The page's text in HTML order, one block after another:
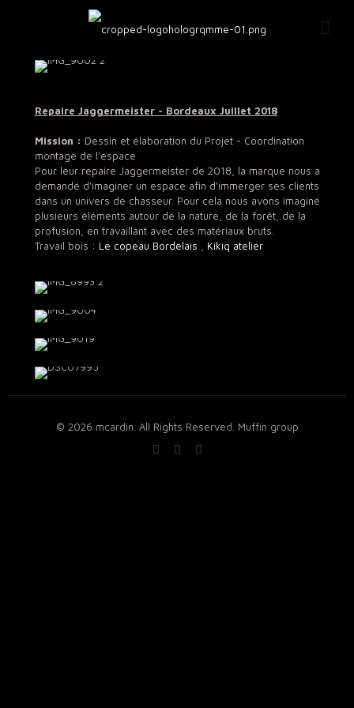
Repaire Jaggermeister - Bordeaux Juillet 2018
Mission : Dessin et élaboration du Projet - Coordination
montage de l'espace
Pour leur repaire Jaggermeister de 2018, la marque nous a
demandé d'imaginer un espace afin d'immerger ses clients
dans un univers de chasseur. Pour cela nous avons imaginé
plusieurs éléments autour de la nature, de la forêt, de la
profusion, en travaillant avec des matériaux bruts.
Travail bois : Le copeau Bordelais Kikiq atelier
© 2026 mcardin. All Rights Reserved. Muffin group